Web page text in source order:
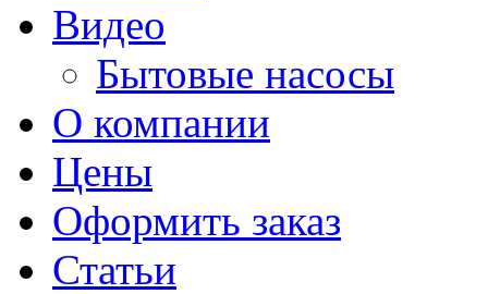
Видео
Бытовые насосы
О компании
Цены
Оформить заказ
Статьи